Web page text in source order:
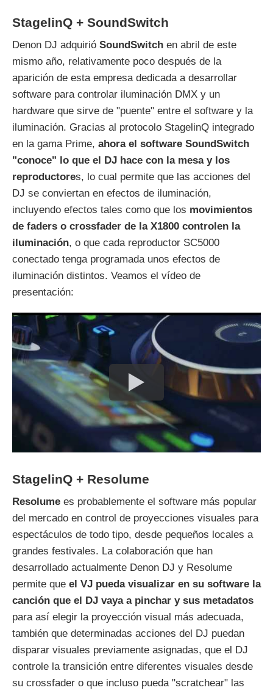
StagelinQ + SoundSwitch
Denon DJ adquirió SoundSwitch en abril de este
mismo año, relativamente poco después de la
aparición de esta empresa dedicada a desarrollar
software para controlar iluminación DMX y un
hardware que sirve de "puente" entre el software y la
iluminación. Gracias al protocolo StagelinQ integrado
en la gama Prime, ahora el software SoundSwitch
"conoce" lo que el DJ hace con la mesa y los
reproductores, lo cual permite que las acciones del
DJ se conviertan en efectos de iluminación,
incluyendo efectos tales como que los movimientos
de faders o crossfader de la X1800 controlen la
iluminación, o que cada reproductor SC5000
conectado tenga programada unos efectos de
iluminación distintos. Veamos el vídeo de
presentación:
StagelinQ + Resolume
Resolume es probablemente el software más popular
del mercado en control de proyecciones visuales para
espectáculos de todo tipo, desde pequeños locales a
grandes festivales. La colaboración que han
desarrollado actualmente Denon DJ y Resolume
permite que el VJ pueda visualizar en su software la
canción que el DJ vaya a pinchar y sus metadatos
para así elegir la proyección visual más adecuada,
también que determinadas acciones del DJ puedan
disparar visuales previamente asignadas, que el DJ
controle la transición entre diferentes visuales desde
su crossfader o que incluso pueda "scratchear" las